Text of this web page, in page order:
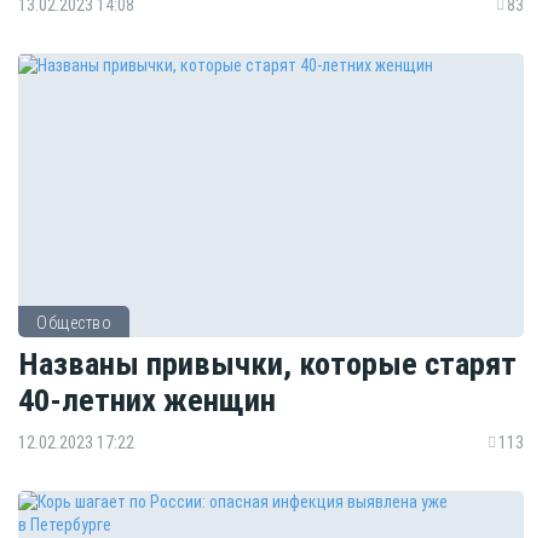
13.02.2023 14:08 83
Общество
Названы привычки, которые старят
40-летних женщин
12.02.2023 17:22 113